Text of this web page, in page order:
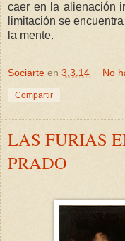
caer en la alienación
limitación se
la mente.
Sociarte en 3.3.14 No
Compartir
LAS FURIAS
PRADO